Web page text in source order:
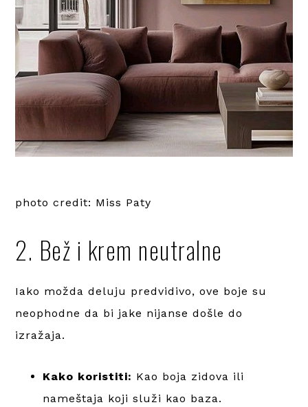
photo credit: Miss Paty
2. Bež i krem neutralne
Iako možda deluju predvidivo, ove boje su
neophodne da bi jake nijanse došle do
izražaja.
Kako koristiti: Kao boja zidova ili
nameštaja koji služi kao baza.